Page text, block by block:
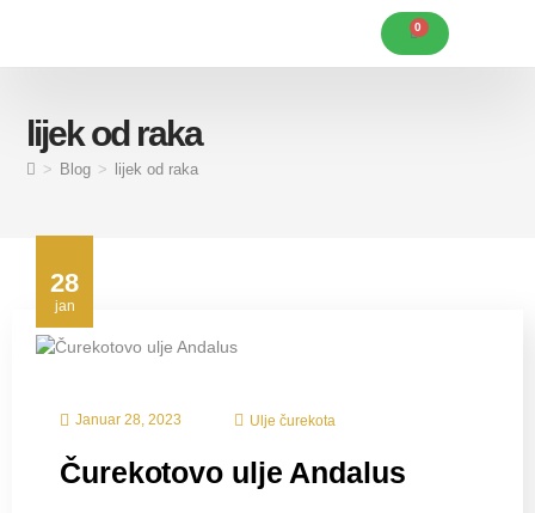
0
lijek od raka
> Blog > lijek od raka
28
jan
Januar 28, 2023 Ulje čurekota
Čurekotovo ulje Andalus